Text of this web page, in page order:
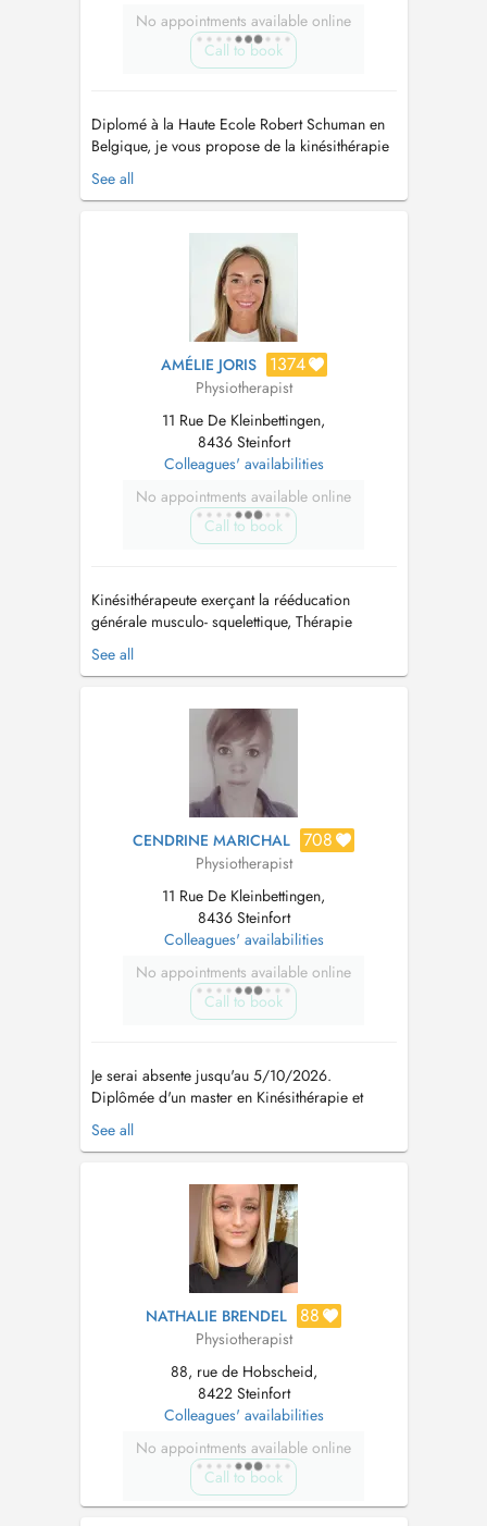
No appointments available online
Call to book
Diplomé à la Haute Ecole Robert Schuman en
Belgique, je vous propose de la kinésithérapie
générale (Tendinite, mal de dos, entorse,..) ou
bien un traitement sportif (Renforcement, Return
réathlétisation). J'ai complété mes
connaissances par diverses formations...
See all
AMÉLIE JORIS 1374
Physiotherapist
11 Rue De Kleinbettingen,
8436 Steinfort
Colleagues' availabilities
No appointments available online
Call to book
Kinésithérapeute exerçant la rééducation
générale musculo- squelettique, Thérapie
manuelle sportive. Je suis également spécialisée
en Vestibulaire (vertiges) , Maxillo-faciale
(cervicales), post-natale, respiratoire,
lymphatique. Kinésithérapeute agrée depuis 2...
See all
CENDRINE MARICHAL 708
Physiotherapist
11 Rue De Kleinbettingen,
8436 Steinfort
Colleagues' availabilities
No appointments available online
Call to book
Je serai absente jusqu'au 5/10/2026.
Diplômée d'un master en Kinésithérapie et
Réadaptation à l'Université Catholique de
Louvain-la-Neuve (2006-2010), thérapeute
musculosquelettiques (traumatologie,
orthopédie simple ou complexe et post
See all
NATHALIE BRENDEL 88
Physiotherapist
88, rue de Hobscheid,
8422 Steinfort
Colleagues' availabilities
No appointments available online
Call to book